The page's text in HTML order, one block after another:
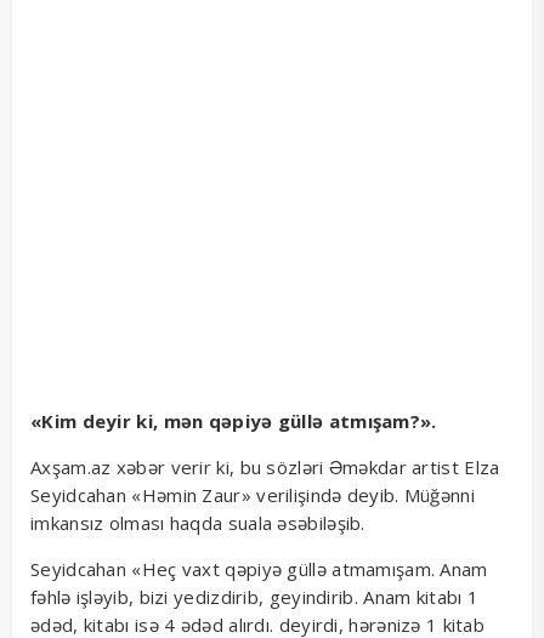
«Kim deyir ki, mən qəpiyə güllə atmışam?».
Axşam.az xəbər verir ki, bu sözləri Əməkdar artist Elza
Seyidcahan «Həmin Zaur» verilişində deyib. Müğənni
imkansız olması haqda suala əsəbiləşib.
Seyidcahan «Heç vaxt qəpiyə güllə atmamışam. Anam
fəhlə işləyib, bizi yedizdirib, geyindirib. Anam kitabı 1
ədəd, kitabı isə 4 ədəd alırdı. deyirdi, hərənizə 1 kitab